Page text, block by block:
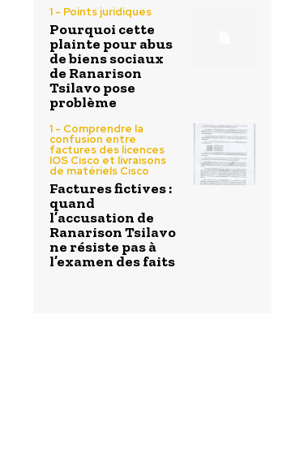
1 - Points juridiques
Pourquoi cette
plainte pour abus
de biens sociaux
de Ranarison
Tsilavo pose
problème
1 - Comprendre la
confusion entre
factures des licences
IOS Cisco et livraisons
de matériels Cisco
Factures fictives :
quand
l’accusation de
Ranarison Tsilavo
ne résiste pas à
l’examen des faits